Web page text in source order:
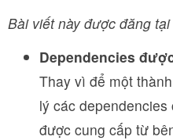
Bài viết này được đăng
Dependencies
Thay vì để một
lý các
được cung cấp từ